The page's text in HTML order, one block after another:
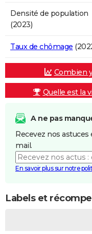
Densité de population
(2023)
Taux de chômage
Combien
Quelle est la
A ne pas
Recevez nos
mail.
En savoir plus sur notre
Labels et